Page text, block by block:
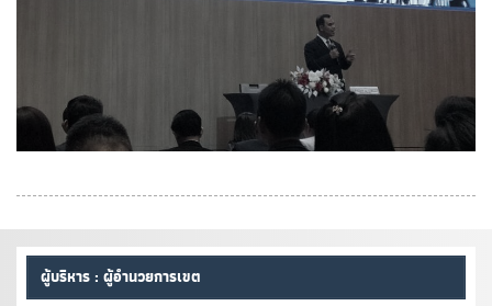
ผู้บริหาร : ผู้อำนวยการเขต